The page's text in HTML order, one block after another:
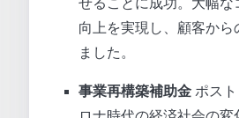
向上を実現し、顧客から
ました。
事業再構築補助金ポスト